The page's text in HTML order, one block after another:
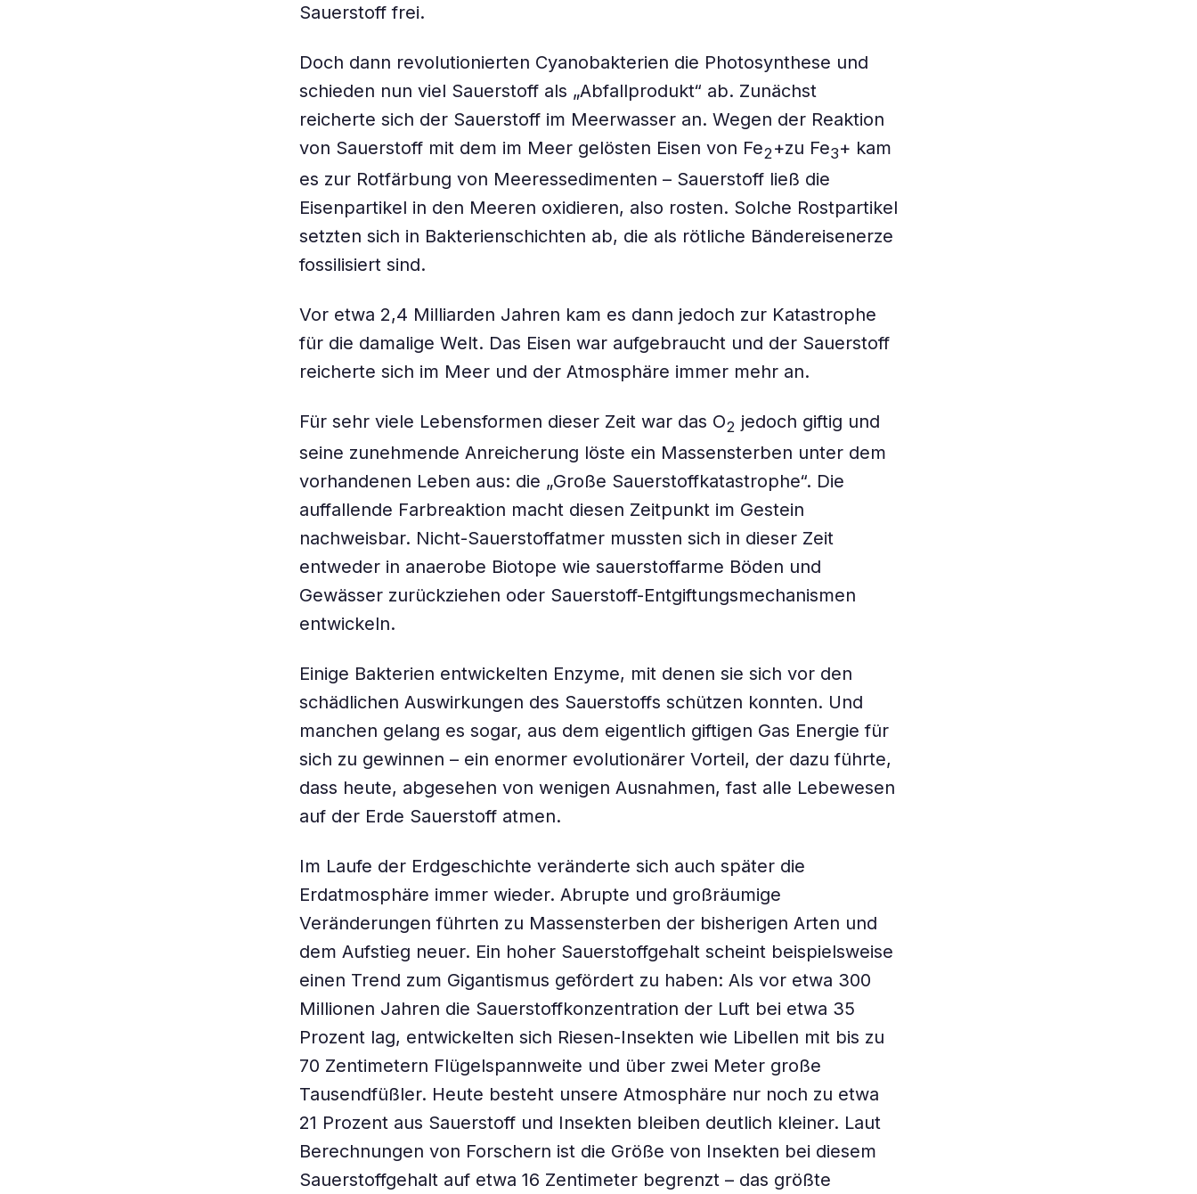
Sauerstoff frei.
Doch dann revolutionierten Cyanobakterien die Photosynthese und
schieden nun viel Sauerstoff als „Abfallprodukt“ ab. Zunächst
reicherte sich der Sauerstoff im Meerwasser an. Wegen der Reaktion
von Sauerstoff mit dem im Meer gelösten Eisen von Fe2+zu Fe3+ kam
es zur Rotfärbung von Meeressedimenten – Sauerstoff ließ die
Eisenpartikel in den Meeren oxidieren, also rosten. Solche Rostpartikel
setzten sich in Bakterienschichten ab, die als rötliche Bändereisenerze
fossilisiert sind.
Vor etwa 2,4 Milliarden Jahren kam es dann jedoch zur Katastrophe
für die damalige Welt. Das Eisen war aufgebraucht und der Sauerstoff
reicherte sich im Meer und der Atmosphäre immer mehr an.
Für sehr viele Lebensformen dieser Zeit war das O2 jedoch giftig und
seine zunehmende Anreicherung löste ein Massensterben unter dem
vorhandenen Leben aus: die „Große Sauerstoffkatastrophe“. Die
auffallende Farbreaktion macht diesen Zeitpunkt im Gestein
nachweisbar. Nicht-Sauerstoffatmer mussten sich in dieser Zeit
entweder in anaerobe Biotope wie sauerstoffarme Böden und
Gewässer zurückziehen oder Sauerstoff-Entgiftungsmechanismen
entwickeln.
Einige Bakterien entwickelten Enzyme, mit denen sie sich vor den
schädlichen Auswirkungen des Sauerstoffs schützen konnten. Und
manchen gelang es sogar, aus dem eigentlich giftigen Gas Energie für
sich zu gewinnen – ein enormer evolutionärer Vorteil, der dazu führte,
dass heute, abgesehen von wenigen Ausnahmen, fast alle Lebewesen
auf der Erde Sauerstoff atmen.
Im Laufe der Erdgeschichte veränderte sich auch später die
Erdatmosphäre immer wieder. Abrupte und großräumige
Veränderungen führten zu Massensterben der bisherigen Arten und
dem Aufstieg neuer. Ein hoher Sauerstoffgehalt scheint beispielsweise
einen Trend zum Gigantismus gefördert zu haben: Als vor etwa 300
Millionen Jahren die Sauerstoffkonzentration der Luft bei etwa 35
Prozent lag, entwickelten sich Riesen-Insekten wie Libellen mit bis zu
70 Zentimetern Flügelspannweite und über zwei Meter große
Tausendfüßler. Heute besteht unsere Atmosphäre nur noch zu etwa
21 Prozent aus Sauerstoff und Insekten bleiben deutlich kleiner. Laut
Berechnungen von Forschern ist die Größe von Insekten bei diesem
Sauerstoffgehalt auf etwa 16 Zentimeter begrenzt – das größte